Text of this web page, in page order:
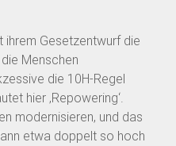
ihrem Gesetzentwurf die
Menschen
die 10H-Regel
hier ‚Repowering‘.
modernisieren, und das
etwa doppelt so hoch